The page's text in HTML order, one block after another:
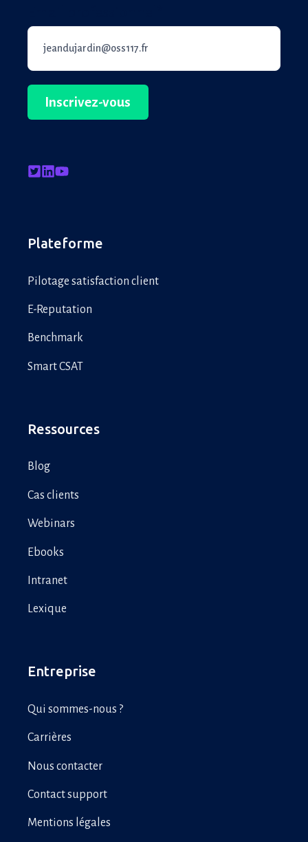
Plateforme
Pilotage satisfaction client
E-Reputation
Benchmark
Smart CSAT
Ressources
Blog
Cas clients
Webinars
Ebooks
Intranet
Lexique
Entreprise
Qui sommes-nous ?
Carrières
Nous contacter
Contact support
Mentions légales